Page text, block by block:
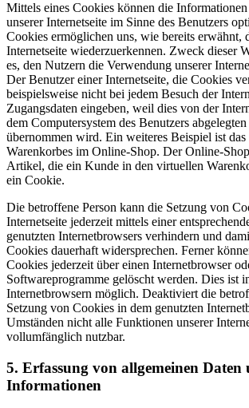
Mittels eines Cookies können die
unserer Internetseite im Sinne des Benutzers
Cookies ermöglichen uns, wie bereits erwähnt,
Internetseite wiederzuerkennen. Zweck dieser
es, den Nutzern die Verwendung unserer
Der Benutzer einer Internetseite, die Cookies
beispielsweise nicht bei jedem Besuch der
Zugangsdaten eingeben, weil dies von der
dem Computersystem des Benutzers
übernommen wird. Ein weiteres Beispiel ist das
Warenkorbes im Online-Shop. Der Online-
Artikel, die ein Kunde in den virtuellen
ein Cookie.
Die betroffene Person kann die Setzung von
Internetseite jederzeit mittels einer
genutzten Internetbrowsers verhindern und
Cookies dauerhaft widersprechen. Ferner
Cookies jederzeit über einen Internetbrowser
Softwareprogramme gelöscht werden. Dies ist
Internetbrowsern möglich. Deaktiviert die
Setzung von Cookies in dem genutzten
Umständen nicht alle Funktionen unserer
vollumfänglich nutzbar.
5. Erfassung von allgemeinen Daten
Informationen